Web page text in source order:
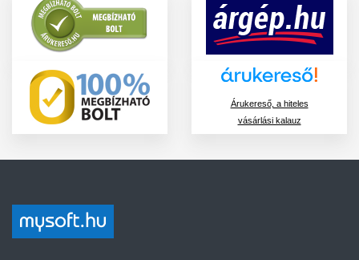
Árukereső, a hiteles
vásárlási kalauz